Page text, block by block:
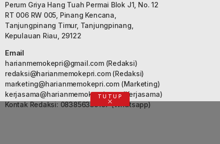
Perum Griya Hang Tuah Permai Blok J1, No. 12
RT 006 RW 005, Pinang Kencana,
Tanjungpinang Timur, Tanjungpinang,
Kepulauan Riau, 29122
Email
harianmemokepri@gmail.com(Redaksi)
redaksi@harianmemokepri.com(Redaksi)
marketing@harianmemokepri.com(Marketing)
kerjasama@harianmemokepri.com(Kerjasama)
Kontak Redaksi: 083856335187 (Whatsapp)
TUTUP